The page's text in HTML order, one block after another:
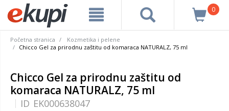
0
Početna stranica
Kozmetika i pelene
Chicco Gel za prirodnu zaštitu od komaraca NATURALZ, 75 ml
Chicco Gel za prirodnu zaštitu od
komaraca NATURALZ, 75 ml
ID EK000638047